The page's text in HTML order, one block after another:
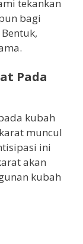
tekankan
bagi
Pada
kubah
muncul
ini
akan
kubah